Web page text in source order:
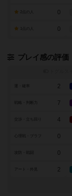
0
0
プレイ感の評価
2
戦略・判断力 7
4
0
0
アート・外見 2